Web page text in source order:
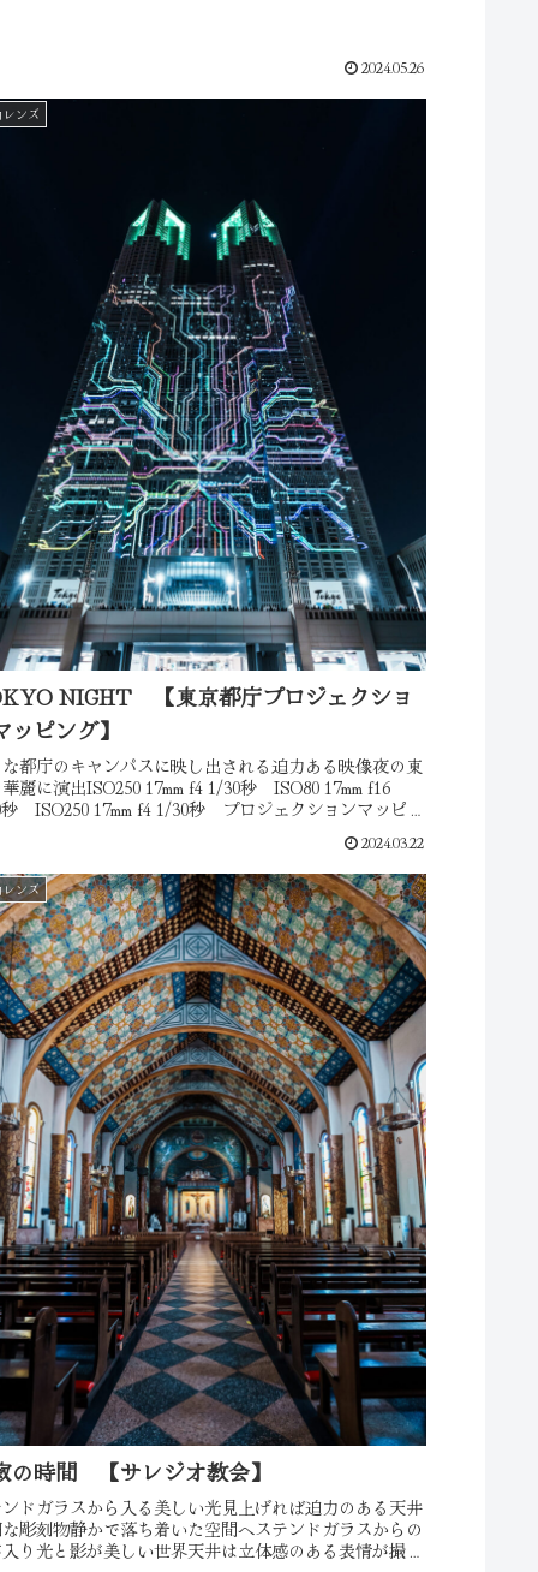
2024.05.26
ンズ
NIGHT 【東京都庁プロジェクショ
ッピング】
都庁のキャンパスに映し出される迫力ある映像夜の東
麗に演出ISO250 17mm f4 1/30秒 ISO80 17mm f16
ISO250 17mm f4 1/30秒 プロジェクションマッピン
2024.03.22
レンズ
の時間 【サレジオ教会】
ドガラスから入る美しい光見上げれば迫力のある天井
彫刻物静かで落ち着いた空間へステンドガラスからの
り光と影が美しい世界天井は立体感のある表情が撮れ